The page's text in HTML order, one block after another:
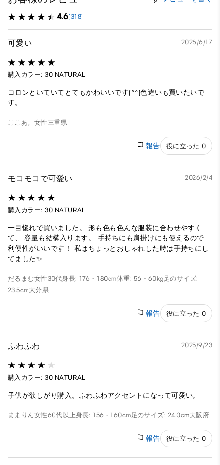
4.6(318)
可愛い 2026/6/17
購入カラー: 30 NATURAL
コロンといていてとてもかわいいです(^^)色違いも買いたいで
す。
ここあ。 女性三重県
報告 役に立った 0
モコモコで可愛い 2026/2/4
購入カラー: 30 NATURAL
一目惚れで買いました。 形も色も色んな服装に合わせやすく
て、 容量も結構入ります。 手持ちにも肩掛けにも使えるので
利便性がいいです！ 私はちょっとおしゃれした時は手持ちにし
てました✨
だるまむ女性30代身長: 176 - 180cm体重: 56 - 60kg足のサイズ:
23.5cm大分県
報告 役に立った 0
ふわふわ 2025/9/23
購入カラー: 30 NATURAL
子供が欲しがり購入。ふわふわアクセントになって可愛い。
ままりん女性60代以上身長: 156 - 160cm足のサイズ: 24.0cm大阪府
報告 役に立った 0